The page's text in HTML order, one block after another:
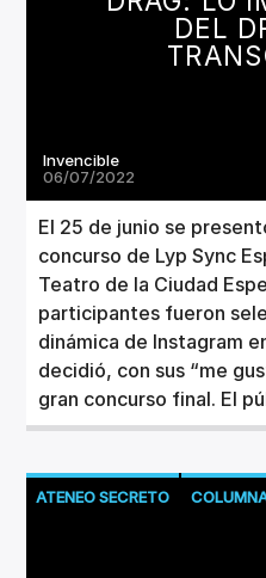
DEL
Invencible
06/07/2022
El 25 de junio se
concurso de Lyp Sync
Teatro de la Ciudad
participantes fueron
dinámica de Instagram
decidió, con sus “me
gran concurso final. El
ATENEO SECRETO